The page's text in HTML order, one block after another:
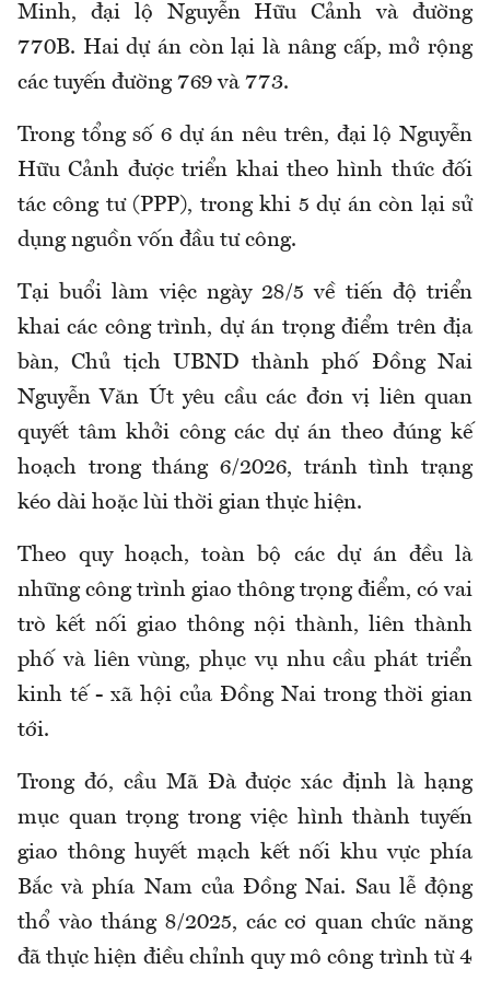
Minh, đại lộ Nguyễn Hữu Cảnh và đường
770B. Hai dự án còn lại là nâng cấp, mở rộng
các tuyến đường 769 và 773.
Trong tổng số 6 dự án nêu trên, đại lộ Nguyễn
Hữu Cảnh được triển khai theo hình thức đối
tác công tư (PPP), trong khi 5 dự án còn lại sử
dụng nguồn vốn đầu tư công.
Tại buổi làm việc ngày 28/5 về tiến độ triển
khai các công trình, dự án trọng điểm trên địa
bàn, Chủ tịch UBND thành phố Đồng Nai
Nguyễn Văn Út yêu cầu các đơn vị liên quan
quyết tâm khởi công các dự án theo đúng kế
hoạch trong tháng 6/2026, tránh tình trạng
kéo dài hoặc lùi thời gian thực hiện.
Theo quy hoạch, toàn bộ các dự án đều là
những công trình giao thông trọng điểm, có vai
trò kết nối giao thông nội thành, liên thành
phố và liên vùng, phục vụ nhu cầu phát triển
kinh tế - xã hội của Đồng Nai trong thời gian
tới.
Trong đó, cầu Mã Đà được xác định là hạng
mục quan trọng trong việc hình thành tuyến
giao thông huyết mạch kết nối khu vực phía
Bắc và phía Nam của Đồng Nai. Sau lễ động
thổ vào tháng 8/2025, các cơ quan chức năng
đã thực hiện điều chỉnh quy mô công trình từ 4